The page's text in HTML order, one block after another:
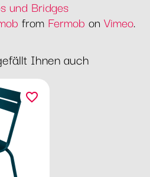
und Bridges
from Fermob on Vimeo.
Ihnen auch
favorite_border